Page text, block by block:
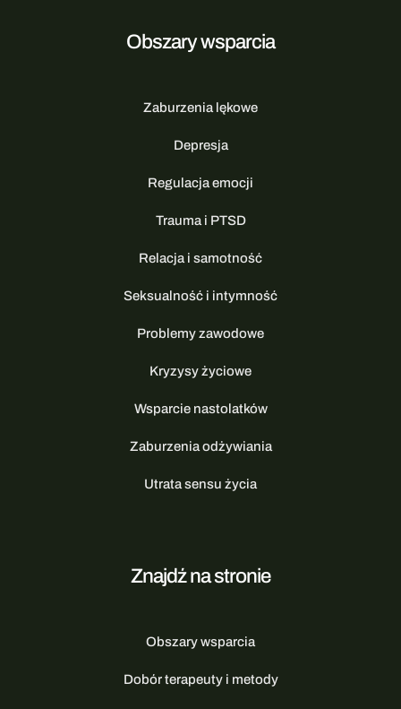
Obszary wsparcia
Zaburzenia lękowe
Depresja
Regulacja emocji
Trauma i PTSD
Relacja i samotność
Seksualność i intymność
Problemy zawodowe
Kryzysy życiowe
Wsparcie nastolatków
Zaburzenia odżywiania
Utrata sensu życia
Znajdź na stronie
Obszary wsparcia
Dobór terapeuty i metody